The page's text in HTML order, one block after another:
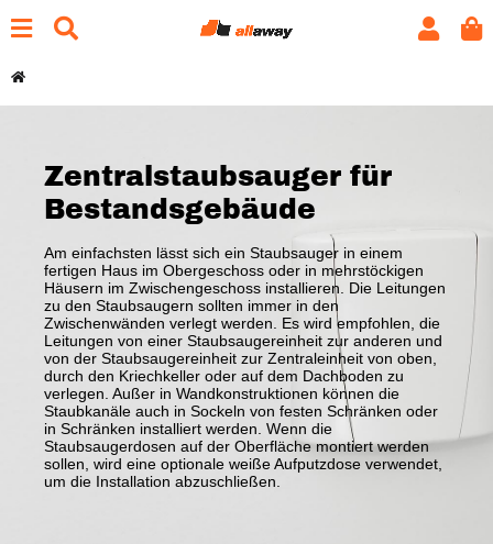
Zentralstaubsauger für
Bestandsgebäude
Am einfachsten lässt sich ein Staubsauger in einem
fertigen Haus im Obergeschoss oder in mehrstöckigen
Häusern im Zwischengeschoss installieren. Die Leitungen
zu den Staubsaugern sollten immer in den
Zwischenwänden verlegt werden. Es wird empfohlen, die
Leitungen von einer Staubsaugereinheit zur anderen und
von der Staubsaugereinheit zur Zentraleinheit von oben,
durch den Kriechkeller oder auf dem Dachboden zu
verlegen. Außer in Wandkonstruktionen können die
Staubkanäle auch in Sockeln von festen Schränken oder
in Schränken installiert werden. Wenn die
Staubsaugerdosen auf der Oberfläche montiert werden
sollen, wird eine optionale weiße Aufputzdose verwendet,
um die Installation abzuschließen.